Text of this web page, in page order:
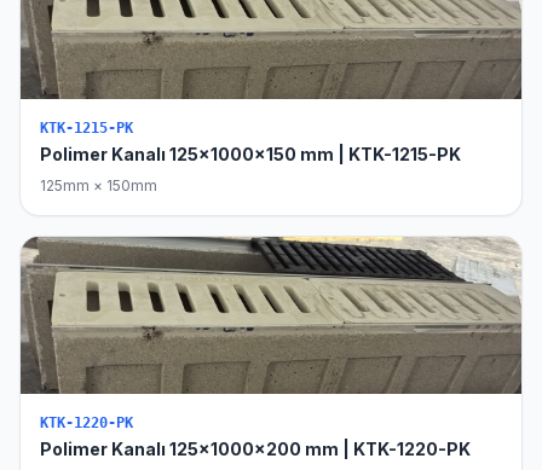
KTK-1215-PK
Polimer Kanalı 125x1000x150 mm | KTK-1215-PK
125mm × 150mm
KTK-1220-PK
Polimer Kanalı 125x1000x200 mm | KTK-1220-PK